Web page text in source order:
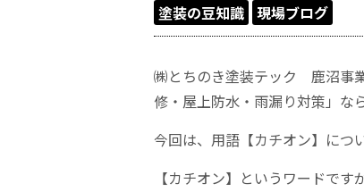
塗装の豆知識 現場ブログ
㈱とちのき塗装テック 鹿沼事
修・屋上防水・雨漏り対策」な
今回は、用語【カチオン】につ
【カチオン】というワードです